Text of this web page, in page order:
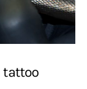
tattoo